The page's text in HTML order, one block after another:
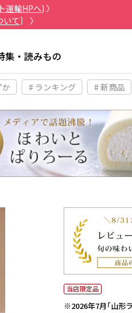
運輸HPへ) 〉
いて］ 〉
集・読みもの
# ランキング # 新商品
当店限定品
※2026年7月「山形ラ